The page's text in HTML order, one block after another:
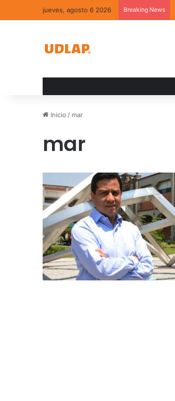
jueves, agosto 6 2026 Breaking News
Inicio / mar
mar